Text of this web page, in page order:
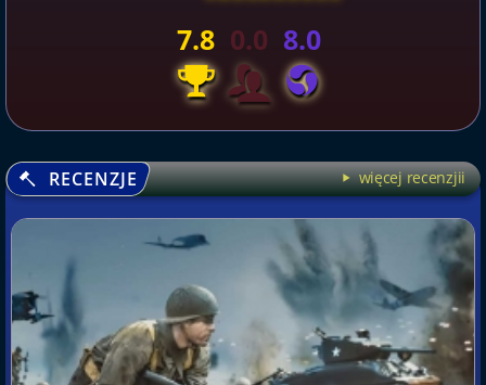
7.8 0.0 8.0
RECENZJE więcej recenzjii